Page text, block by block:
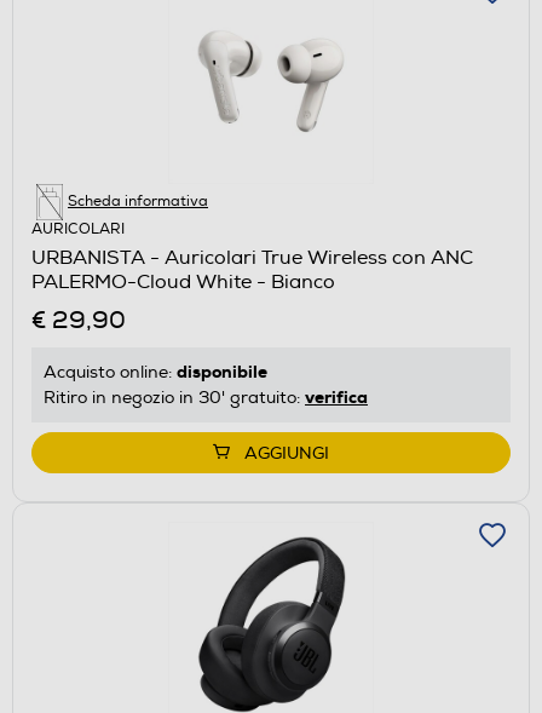
Scheda informativa
AURICOLARI
URBANISTA - Auricolari True Wireless con ANC
PALERMO-Cloud White - Bianco
€ 29,90
Acquisto online: disponibile
Ritiro in negozio in 30' gratuito: verifica
AGGIUNGI